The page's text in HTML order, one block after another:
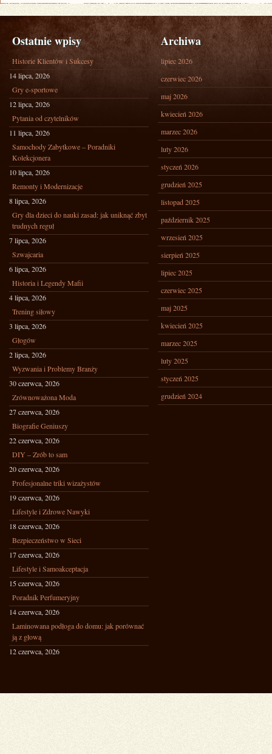
Ostatnie wpisy
Historie Klientów i Sukcesy
14 lipca, 2026
Gry e-sportowe
12 lipca, 2026
Pytania od czytelników
11 lipca, 2026
Samochody Zabytkowe – Poradniki
Kolekcjonera
10 lipca, 2026
Remonty i Modernizacje
8 lipca, 2026
Gry dla dzieci do nauki zasad: jak uniknąć zbyt
trudnych reguł
7 lipca, 2026
Szwajcaria
6 lipca, 2026
Historia i Legendy Mafii
4 lipca, 2026
Trening siłowy
3 lipca, 2026
Głogów
2 lipca, 2026
Wyzwania i Problemy Branży
30 czerwca, 2026
Zrównoważona Moda
27 czerwca, 2026
Biografie Geniuszy
22 czerwca, 2026
DIY – Zrób to sam
20 czerwca, 2026
Profesjonalne triki wizażystów
19 czerwca, 2026
Lifestyle i Zdrowe Nawyki
18 czerwca, 2026
Bezpieczeństwo w Sieci
17 czerwca, 2026
Lifestyle i Samoakceptacja
15 czerwca, 2026
Poradnik Perfumeryjny
14 czerwca, 2026
Laminowana podłoga do domu: jak porównać
ją z głową
12 czerwca, 2026
Archiwa
lipiec 2026
czerwiec 2026
maj 2026
kwiecień 2026
marzec 2026
luty 2026
styczeń 2026
grudzień 2025
listopad 2025
październik 2025
wrzesień 2025
sierpień 2025
lipiec 2025
czerwiec 2025
maj 2025
kwiecień 2025
marzec 2025
luty 2025
styczeń 2025
grudzień 2024